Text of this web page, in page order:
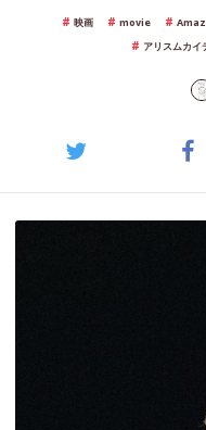
映画 movie
アリスムカイ